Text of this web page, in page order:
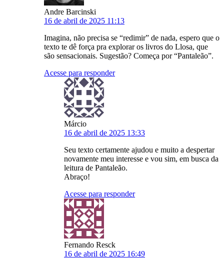
Andre Barcinski
16 de abril de 2025 11:13
Imagina, não precisa se “redimir” de nada, espero que o
texto te dê força pra explorar os livros do Llosa, que
são sensacionais. Sugestão? Começa por “Pantaleão”.
Acesse para responder
Márcio
16 de abril de 2025 13:33
Seu texto certamente ajudou e muito a despertar
novamente meu interesse e vou sim, em busca da
leitura de Pantaleão.
Abraço!
Acesse para responder
Fernando Resck
16 de abril de 2025 16:49